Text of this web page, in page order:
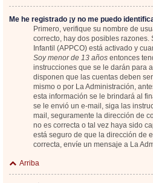
Me he registrado ¡y no me puedo
Primero, verifique su nombre de
correcto, hay dos posibles razones.
Infantil (APPCO) está activado y
Soy menor de 13 años entonces
instrucciones que se le darán para
disponen que las cuentas deben
mismo o por La Administración,
esta información se le brindará al
se le envió un e-mail, siga las
mail, seguramente la dirección de
no es correcta o tal vez haya sido
está seguro de que la dirección de
correcta, envíe un mensaje a La
Arriba